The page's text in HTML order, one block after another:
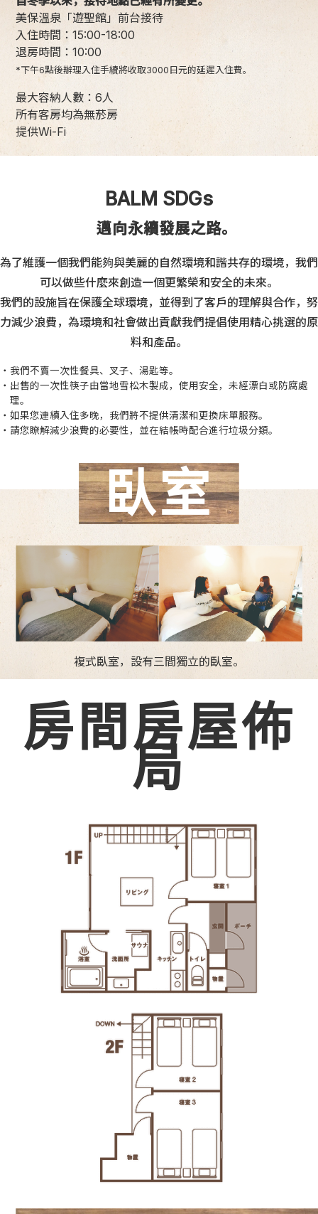
美保溫泉「遊聖館」前台接待
入住時間：15:00-18:00
退房時間：10:00
*下午6點後辦理入住手續將收取3000日元的延遲入住費。
最大容納人數：6人
所有客房均為無菸房
提供Wi-Fi
BALM SDGs
邁向永續發展之路。
為了維護一個我們能夠與美麗的自然環境和諧共存的環境， 我們
可以做些什麼來創造一個更繁榮和安全的未來。
我們的設施旨在保護全球環境，並得到了客戶的理解與合作， 努
力減少浪費，為環境和社會做出貢獻我們提倡使用精心挑選的原
料和產品。
・我們不賣一次性餐具、叉子、湯匙等。
・出售的一次性筷子由當地雪松木製成，使用安全，未經漂白或防腐處
理。
・如果您連續入住多晚，我們將不提供清潔和更換床單服務。
・請您瞭解減少浪費的必要性，並在結帳時配合進行垃圾分類。
臥室
複式臥室，設有三間獨立的臥室。
房間房屋佈
局